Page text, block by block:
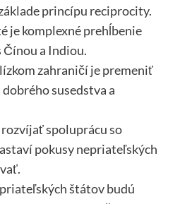
princípu reciprocity.
je komplexné prehĺbenie
Čínou a Indiou.
zahraničí je premeniť
susedstva a
spoluprácu so
pokusy nepriateľských
štátov budú